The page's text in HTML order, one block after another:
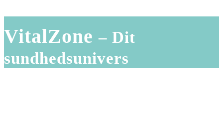
VitalZone– Dit
sundhedsunivers